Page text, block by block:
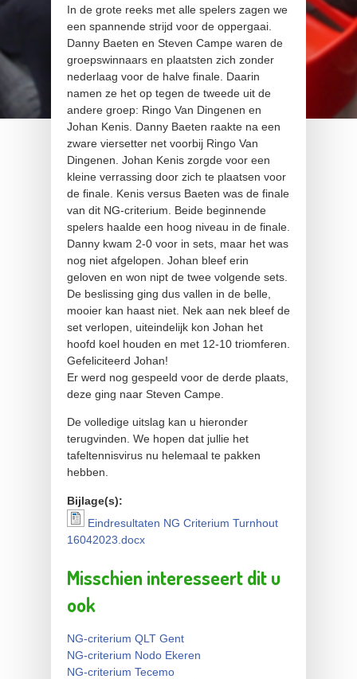
In de grote reeks met alle spelers zagen we
een spannende strijd voor de oppergaai.
Danny Baeten en Steven Campe waren de
groepswinnaars en plaatsten zich zonder
nederlaag voor de halve finale. Daarin
namen ze het op tegen de tweede uit de
andere groep: Ringo Van Dingenen en
Johan Kenis. Danny Baeten raakte na een
zware viersetter net voorbij Ringo Van
Dingenen. Johan Kenis zorgde voor een
kleine verrassing door zich te plaatsen voor
de finale. Kenis versus Baeten was de finale
van dit NG-criterium. Beide beginnende
spelers haalde een hoog niveau in de finale.
Danny kwam 2-0 voor in sets, maar het was
nog niet afgelopen. Johan bleef erin
geloven en won nipt de twee volgende sets.
De beslissing ging dus vallen in de belle,
mooier kan haast niet. Nek aan nek bleef de
set verlopen, uiteindelijk kon Johan het
hoofd koel houden en met 12-10 triomferen.
Gefeliciteerd Johan!
Er werd nog gespeeld voor de derde plaats,
deze ging naar Steven Campe.
De volledige uitslag kan u hieronder
terugvinden. We hopen dat jullie het
tafeltennisvirus nu helemaal te pakken
hebben.
Bijlage(s):
Eindresultaten NG Criterium
Eindresultaten NG Criterium Turnhout
16042023.docx
Misschien interesseert dit u
ook
NG-criterium QLT Gent
NG-criterium Nodo Ekeren
NG-criterium Tecemo